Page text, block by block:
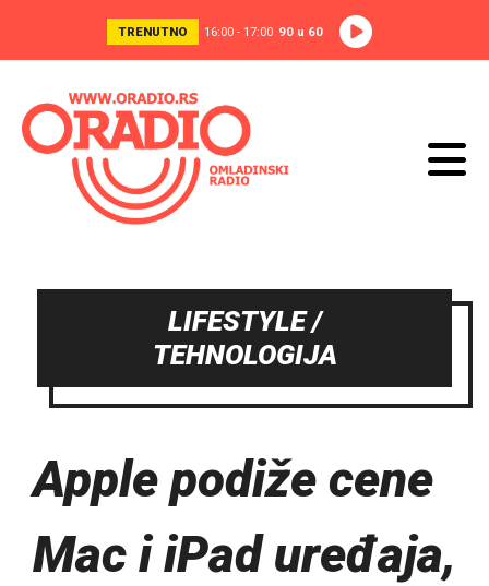
TRENUTNO 16:00 - 17:00 90 u 60
LIFESTYLE /
TEHNOLOGIJA
Apple podiže cene
Mac i iPad uređaja,